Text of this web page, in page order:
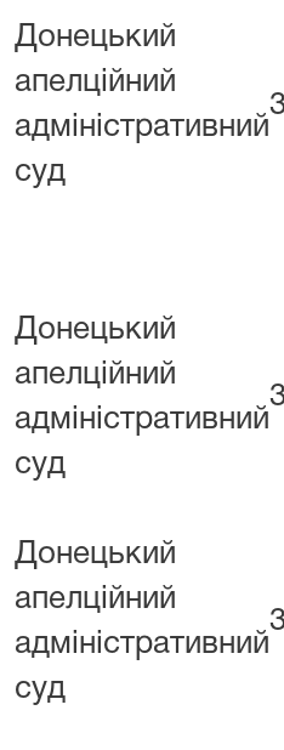
Донецький
апелційний
адміністративний
суд
Донецький
апелційний
адміністративний
суд
Донецький
апелційний
адміністративний
суд